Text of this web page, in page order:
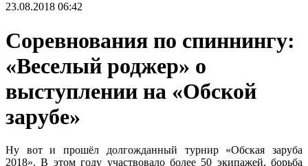
23.08.2018 06:42
Соревнования по спиннингу:
«Веселый роджер» о
выступлении на «Обской
зарубе»
Ну вот и прошёл долгожданный турнир «Обская заруба
2018». В этом году участвовало более 50 экипажей, борьба